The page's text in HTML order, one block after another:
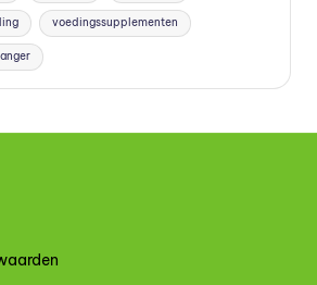
voedingssupplementen